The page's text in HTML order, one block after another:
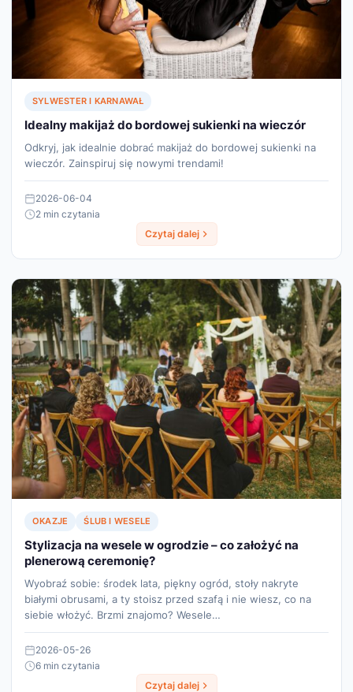
SYLWESTER I KARNAWAŁ
Idealny makijaż do bordowej sukienki na wieczór
Odkryj, jak idealnie dobrać makijaż do bordowej sukienki na
wieczór. Zainspiruj się nowymi trendami!
2026-06-04
2 min czytania
Czytaj dalej
OKAZJE ŚLUB I WESELE
Stylizacja na wesele w ogrodzie – co założyć na
plenerową ceremonię?
Wyobraź sobie: środek lata, piękny ogród, stoły nakryte
białymi obrusami, a ty stoisz przed szafą i nie wiesz, co na
siebie włożyć. Brzmi znajomo? Wesele…
2026-05-26
6 min czytania
Czytaj dalej